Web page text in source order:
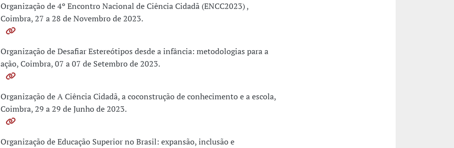
Organização de 4º Encontro Nacional de Ciência Cidadã (ENCC2023) ,
Coimbra, 27 a 28 de Novembro de 2023.
Organização de Desafiar Estereótipos desde a infância: metodologias para a
ação, Coimbra, 07 a 07 de Setembro de 2023.
Organização de A Ciência Cidadã, a coconstrução de conhecimento e a escola,
Coimbra, 29 a 29 de Junho de 2023.
Organização de Educação Superior no Brasil: expansão, inclusão e